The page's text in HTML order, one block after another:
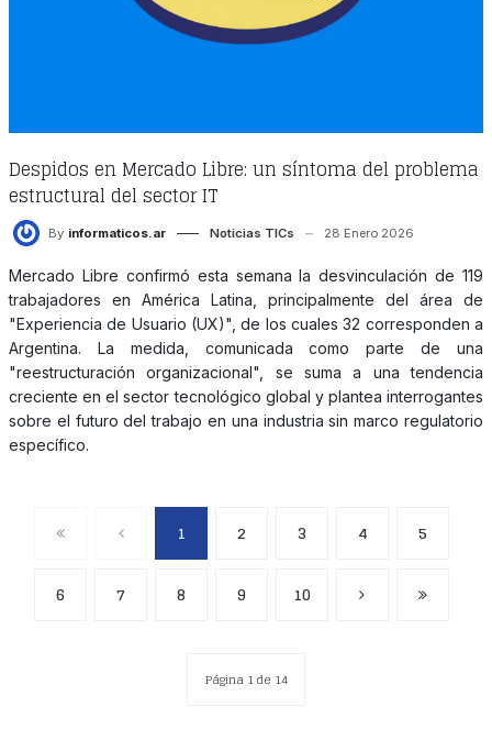
Despidos en Mercado Libre: un síntoma del problema
estructural del sector IT
By informaticos.ar Noticias TICs 28 Enero 2026
Mercado Libre confirmó esta semana la desvinculación de 119
trabajadores en América Latina, principalmente del área de
"Experiencia de Usuario (UX)", de los cuales 32 corresponden a
Argentina. La medida, comunicada como parte de una
"reestructuración organizacional", se suma a una tendencia
creciente en el sector tecnológico global y plantea interrogantes
sobre el futuro del trabajo en una industria sin marco regulatorio
específico.
1 2 3 4 5
6 7 8 9 10
Página 1 de 14